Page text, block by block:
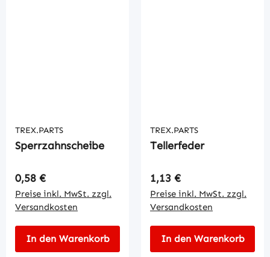
TREX.PARTS
Sperrzahnscheibe
Regulärer Preis:
0,58 €
Preise inkl. MwSt. zzgl.
Versandkosten
In den Warenkorb
TREX.PARTS
Tellerfeder
Regulärer Preis:
1,13 €
Preise inkl. MwSt. zzgl.
Versandkosten
In den Warenkorb